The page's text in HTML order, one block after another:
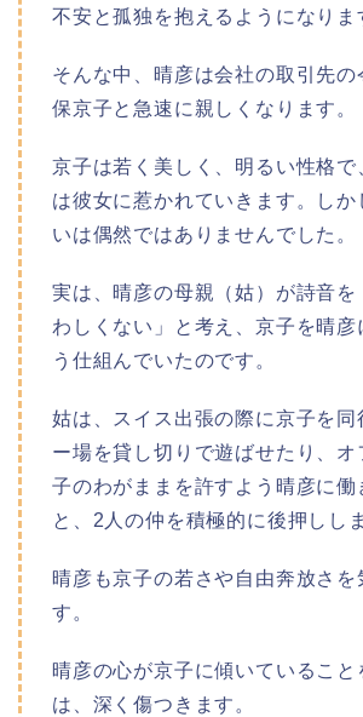
不安と孤独を抱えるようになりま
そんな中、晴彦は会社の取引先の
保京子と急速に親しくなります。
京子は若く美しく、明るい性格で
は彼女に惹かれていきます。しか
いは偶然ではありませんでした。
実は、晴彦の母親（姑）が詩音を
わしくない」と考え、京子を晴彦
う仕組んでいたのです。
姑は、スイス出張の際に京子を同
ー場を貸し切りで遊ばせたり、オ
子のわがままを許すよう晴彦に働
と、2人の仲を積極的に後押しし
晴彦も京子の若さや自由奔放さを
す。
晴彦の心が京子に傾いていること
は、深く傷つきます。